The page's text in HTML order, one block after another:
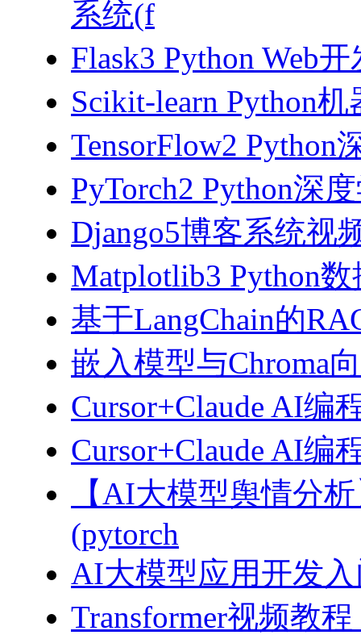
系统(f
Flask3 Python Web
Scikit-learn Python
TensorFlow2 Python
PyTorch2 Python深
Django5博客系统视
Matplotlib3 Python
基于LangChain的
嵌入模型与Chroma
Cursor+Claude AI编
Cursor+Claude AI编
【AI大模型舆情分
(pytorch
AI大模型应用开发入
Transformer视频教